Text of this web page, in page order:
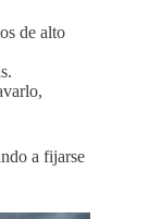
de alto
a fijarse